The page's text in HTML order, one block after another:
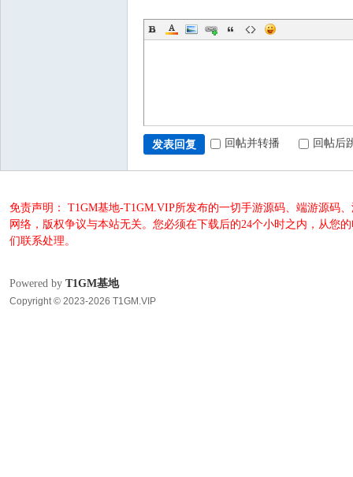
发表回复 回帖并转播 回帖后
免责声明： T1GM基地-T1GM.VIP所发布的一切手游源码、端游源码
网络，版权争议与本站无关。您必须在下载后的24个小时之内，从您
们联系处理。
Powered by T1GM基地
Copyright © 2023-2026 T1GM.VIP